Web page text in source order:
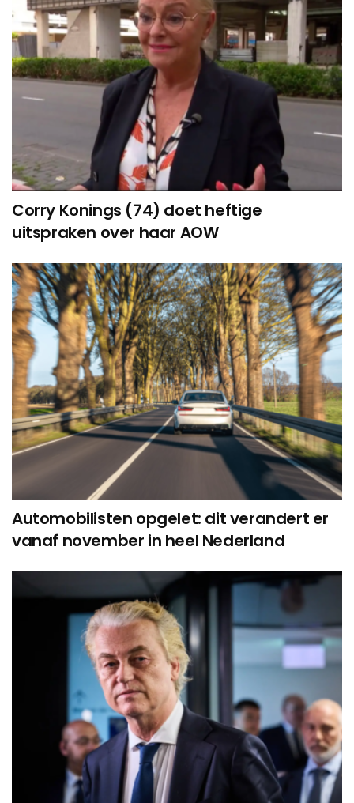
Corry Konings (74) doet heftige
uitspraken over haar AOW
Automobilisten opgelet: dit verandert er
vanaf november in heel Nederland